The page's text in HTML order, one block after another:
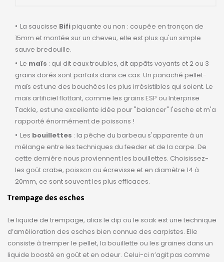
La saucisse Bifipiquante ou non : coupée en tronçon de
15mm et montée sur un cheveu, elle est plus qu'un simple
sauve bredouille.
Le maïs : qui dit eaux troubles, dit appâts voyants et 2 ou 3
grains dorés sont parfaits dans ce cas. Un panaché pellet-
maïs est une des bouchées les plus irrésistibles qui soient. Le
maïs artificiel flottant, comme les grains ESP ou Interprise
Tackle, est une excellente idée pour "balancer" l'esche et m'a
rapporté énormément de poissons !
Les bouillettes : la pêche du barbeau s'apparente à un
mélange entre les techniques du feeder et de la carpe. De
cette dernière nous proviennent les bouillettes. Choisissez-
les goût crabe, poisson ou écrevisse et en diamètre 14 à
20mm, ce sont souvent les plus efficaces.
Trempage des esches
Le liquide de trempage, alias le dip ou le soak est une technique
d’amélioration des esches bien connue des carpistes. Elle
consiste à tremper le pellet, la bouillette ou les graines dans un
liquide boosté en goût et en odeur. Celui-ci n’agit pas comme